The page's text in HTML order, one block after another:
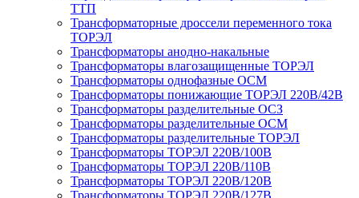
ТТП
Трансформаторные дроссели переменного тока
ТОРЭЛ
Трансформаторы анодно-накальные
Трансформаторы влагозащищенные ТОРЭЛ
Трансформаторы однофазные ОСМ
Трансформаторы понижающие ТОРЭЛ 220В/42В
Трансформаторы разделительные ОСЗ
Трансформаторы разделительные ОСМ
Трансформаторы разделительные ТОРЭЛ
Трансформаторы ТОРЭЛ 220В/100В
Трансформаторы ТОРЭЛ 220В/110В
Трансформаторы ТОРЭЛ 220В/120В
Трансформаторы ТОРЭЛ 220В/127В